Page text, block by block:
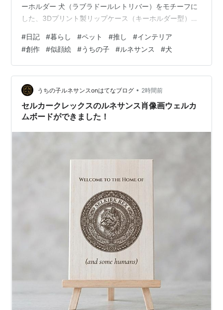
ーホルダー 犬（ラブラドールレトリバー）をモチーフに
した、3Dプリント製リップケース（キーホルダー型）で
身にまとった犬が、両前足でリップスティックを抱きか
かえるデザイン。 ◆ 商品内容・シルクブラックPLA素材
（光沢のあるジェットブラックのシルキー仕上げ）・高
さ約8cm／リップ装着部 直径16mm規格・後頭部のルー
プにバッグ取付用ゴールドチェーン（ロブスタークラス
プ＋小さな飾りチャーム）付属…
#日記 #暮らし #ペット #推し #インテリア
#創作 #似顔絵 #うちの子 #ルネサンス #犬
うちの子ルネサンスonはてなブログ • 2時間前
セルカークレックスのルネサンス肖像画ウェルカ
ムボードができました！